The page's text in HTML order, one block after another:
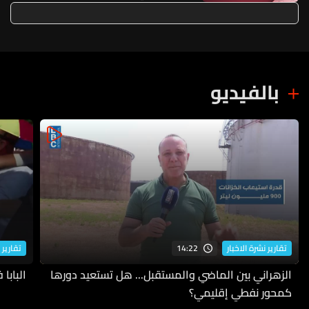
أركي – قضاء صيدا
بالفيديو
تقارير نشرة الاخبار 14:22
الزهراني بين الماضي والمستقبل... هل تستعيد دورها
كمحور نفطي إقليمي؟